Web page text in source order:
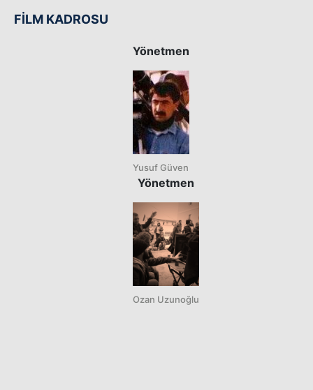
FİLM KADROSU
Yönetmen
Yusuf Güven
Yönetmen
Ozan Uzunoğlu